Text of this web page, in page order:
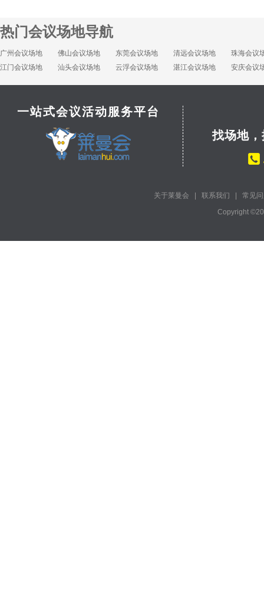
热门会议场地导航
广州会议场地 佛山会议场地 东莞会议场地 清远会议场地
珠海会议
江门会议场地
汕头会议场地 云浮会议场地 湛江会议场地 安庆会议
一站式会议活动服务平台
找场地
关于莱曼会 联系我们
常见
Copyright